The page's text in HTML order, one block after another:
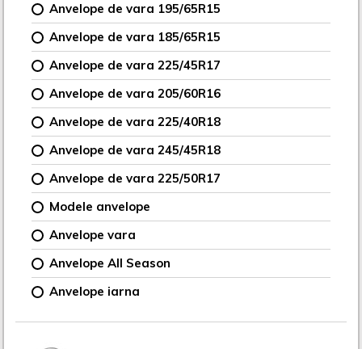
Anvelope de vara 195/65R15
Anvelope de vara 185/65R15
Anvelope de vara 225/45R17
Anvelope de vara 205/60R16
Anvelope de vara 225/40R18
Anvelope de vara 245/45R18
Anvelope de vara 225/50R17
Modele anvelope
Anvelope vara
Anvelope All Season
Anvelope iarna